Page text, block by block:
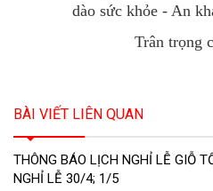
dào sức khỏe - An
Trân trọng
BÀI VIẾT LIÊN QUAN
THÔNG BÁO LỊCH NGHỈ LỄ GIỖ
NGHỈ LỄ 30/4; 1/5